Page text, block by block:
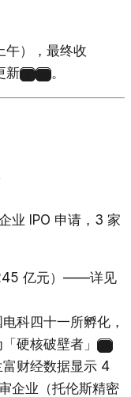
），最终收
新
。
业 IPO 申请，3 家
亿元）——详见
科四十一所孵化，
硬核破壁者」
富财经数据显示 4
企业（托伦斯精密